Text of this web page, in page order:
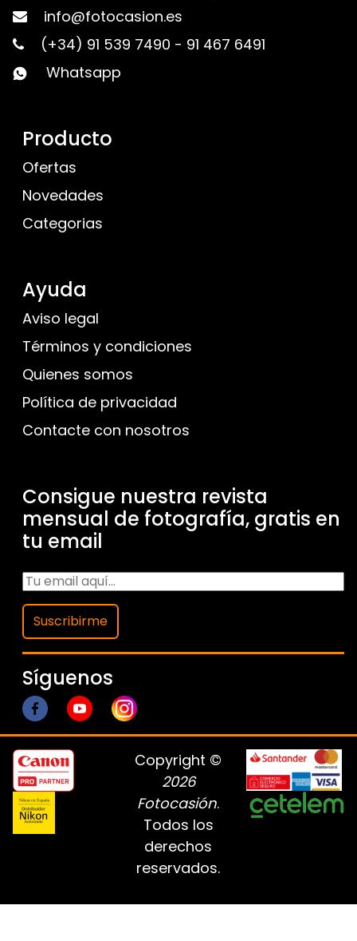
info@fotocasion.es
(+34) 91 539 7490 - 91 467 6491
Whatsapp
Producto
Ofertas
Novedades
Categorias
Ayuda
Aviso legal
Términos y condiciones
Quienes somos
Política de privacidad
Contacte con nosotros
Consigue nuestra revista
mensual de fotografía, gratis en
tu email
Suscribirme
Síguenos
Copyright ©
2026
Fotocasión.
Todos los
derechos
reservados.